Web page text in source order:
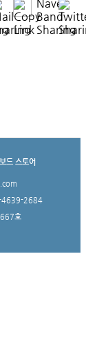
드 스토어
4639-2684
호